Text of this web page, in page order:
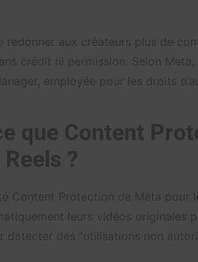
redonner aux créateurs plus de
crédit ni permission. Selon
employée pour les droits
que Content
?
Content Protection de Meta pour
leurs vidéos originales
détecter des “utilisations non